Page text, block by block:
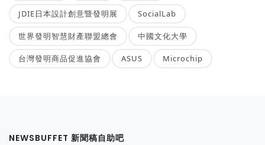
JDIE日本設計創意暨發明展 SocialLab
世界發明智慧財產聯盟總會 中國文化大學
台灣發明商品促進協會 ASUS Microchip
NEWSBUFFET 新聞稿自助吧